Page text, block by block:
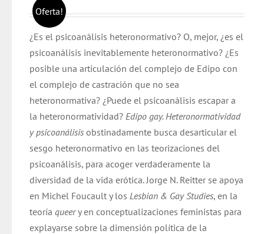
Oferta! precio
original
era:
$ 20.000.
es:
$ 19.000.
¿Es el psicoanálisis heteronormativo? O, mejor, ¿es el
psicoanálisis inevitablemente heteronormativo? ¿Es
posible una articulación del complejo de Edipo con
el complejo de castración que no sea
heteronormativa? ¿Puede el psicoanálisis escapar a
la heteronormatividad? Edipo gay. Heteronormatividad
y psicoanálisis obstinadamente busca desarticular el
sesgo heteronormativo en las teorizaciones del
psicoanálisis, para acoger verdaderamente la
diversidad de la vida erótica. Jorge N. Reitter se apoya
en Michel Foucault y los Lesbian & Gay Studies, en la
teoría queery en conceptualizaciones feministas para
explayarse sobre la dimensión política de la